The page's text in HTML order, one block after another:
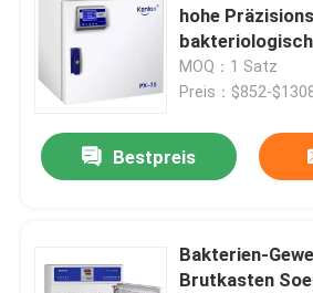
hohe
SUS304
MOQ：1 Satz
Preis：$852-
Bestpreis
Bakterien-
Brutkasten